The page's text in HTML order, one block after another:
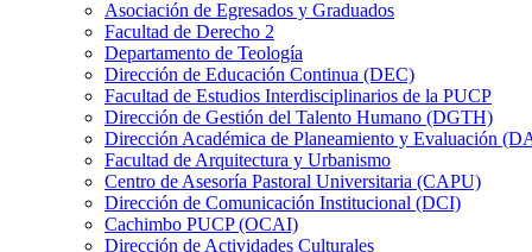
Asociación de Egresados y Graduados
Facultad de Derecho 2
Departamento de Teología
Dirección de Educación Continua (DEC)
Facultad de Estudios Interdisciplinarios de la PUCP
Dirección de Gestión del Talento Humano (DGTH)
Dirección Académica de Planeamiento y Evaluación
Facultad de Arquitectura y Urbanismo
Centro de Asesoría Pastoral Universitaria (CAPU)
Dirección de Comunicación Institucional (DCI)
Cachimbo PUCP (OCAI)
Dirección de Actividades Culturales